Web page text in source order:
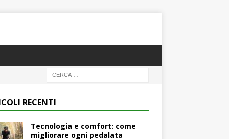
RECENTI
Tecnologia e comfort: come
migliorare ogni pedalata